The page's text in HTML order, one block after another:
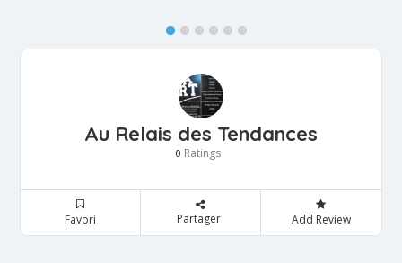
Au Relais des Tendances
0 Ratings
Favori Partager Add Review